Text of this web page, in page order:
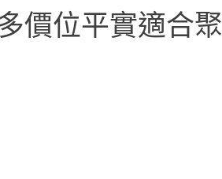
價位平實適合聚